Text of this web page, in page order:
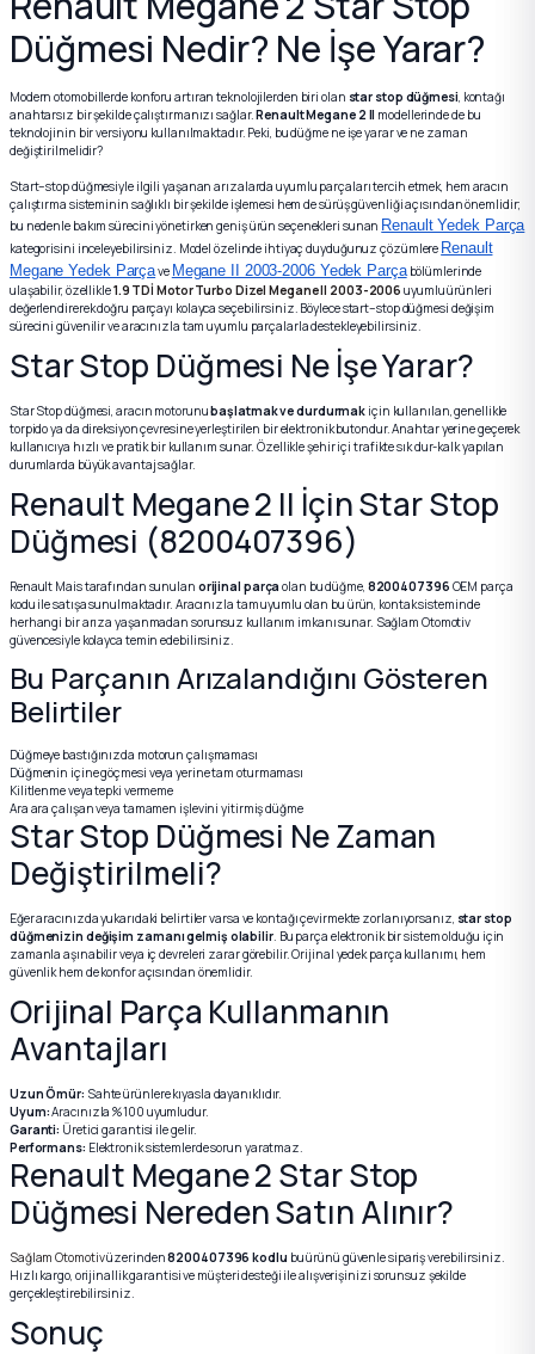
Parça
Parça
Parça
Parça
Parça
Megane E-TECH Yedek Parça
Sedan
Parça
Parça
Parça
Düğmesi Nedir? Ne İşe Yarar?
Modern otomobillerde konforu artıran teknolojilerden biri olan star stop düğmesi, kontağı
anahtarsız bir şekilde çalıştırmanızı sağlar.Renault Megane 2 II modellerinde de bu
teknolojinin bir versiyonu kullanılmaktadır. Peki, bu düğme ne işe yarar ve ne zaman
değiştirilmelidir?
Start–stop düğmesiyle ilgili yaşanan arızalarda uyumlu parçaları tercih etmek, hem aracın
çalıştırma sisteminin sağlıklı bir şekilde işlemesi hem de sürüş güvenliği açısından önemlidir;
bu nedenle bakım sürecini yönetirken geniş ürün seçenekleri sunan Renault Yedek Parça
kategorisini inceleyebilirsiniz. Model özelinde ihtiyaç duyduğunuz çözümlere Renault
Megane Yedek Parçave Megane II 2003-2006 Yedek Parçabölümlerinde
ulaşabilir, özellikle1.9 TDİ Motor Turbo Dizel Megane II 2003-2006 uyumlu ürünleri
değerlendirerek doğru parçayı kolayca seçebilirsiniz. Böylece start–stop düğmesi değişim
sürecini güvenilir ve aracınızla tam uyumlu parçalarla destekleyebilirsiniz.
Star Stop Düğmesi Ne İşe Yarar?
Star Stop düğmesi, aracın motorunubaşlatmak ve durdurmak için kullanılan, genellikle
torpido ya da direksiyon çevresine yerleştirilen bir elektronik butondur. Anahtar yerine geçerek
kullanıcıya hızlı ve pratik bir kullanım sunar. Özellikle şehir içi trafikte sık dur-kalk yapılan
durumlarda büyük avantaj sağlar.
Renault Megane 2 II İçin Star Stop
Düğmesi (8200407396)
Renault Mais tarafından sunulan orijinal parça olan bu düğme, 8200407396 OEM parça
kodu ile satışa sunulmaktadır. Aracınızla tam uyumlu olan bu ürün, kontak sisteminde
herhangi bir arıza yaşanmadan sorunsuz kullanım imkanı sunar. Sağlam Otomotiv
güvencesiyle kolayca temin edebilirsiniz.
Bu Parçanın Arızalandığını Gösteren
Belirtiler
Düğmeye bastığınızda motorun çalışmaması
Düğmenin içine göçmesi veya yerine tam oturmaması
Kilitlenme veya tepki vermeme
Ara ara çalışan veya tamamen işlevini yitirmiş düğme
Star Stop Düğmesi Ne Zaman
Değiştirilmeli?
Eğer aracınızda yukarıdaki belirtiler varsa ve kontağı çevirmekte zorlanıyorsanız, star stop
düğmenizin değişim zamanı gelmiş olabilir. Bu parça elektronik bir sistem olduğu için
zamanla aşınabilir veya iç devreleri zarar görebilir. Orijinal yedek parça kullanımı, hem
güvenlik hem de konfor açısından önemlidir.
Orijinal Parça Kullanmanın
Avantajları
Uzun Ömür: Sahte ürünlere kıyasla dayanıklıdır.
Uyum:Aracınızla %100 uyumludur.
Garanti: Üretici garantisi ile gelir.
Performans: Elektronik sistemlerde sorun yaratmaz.
Renault Megane 2 Star Stop
Düğmesi Nereden Satın Alınır?
Sağlam Otomotivüzerinden8200407396 kodlu bu ürünü güvenle sipariş verebilirsiniz.
Hızlı kargo, orijinallik garantisi ve müşteri desteği ile alışverişinizi sorunsuz şekilde
gerçekleştirebilirsiniz.
Sonuç